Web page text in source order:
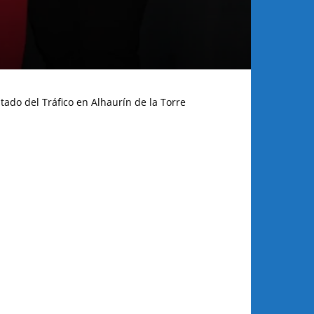
del Tráfico en Alhaurín de la Torre